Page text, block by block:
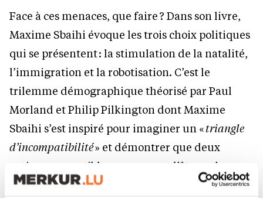
Face à ces menaces, que faire ? Dans son livre,
Maxime Sbaihi évoque les trois choix politiques
qui se présentent : la stimulation de la natalité,
l’immigration et la robotisation. C’est le
trilemme démographique théorisé par Paul
Morland et Philip Pilkington dont Maxime
Sbaihi s’est inspiré pour imaginer un «triangle
d’incompatibilité» et démontrer que deux
options compatibles ne peuvent l’être qu’aux
dépens de la troisième.